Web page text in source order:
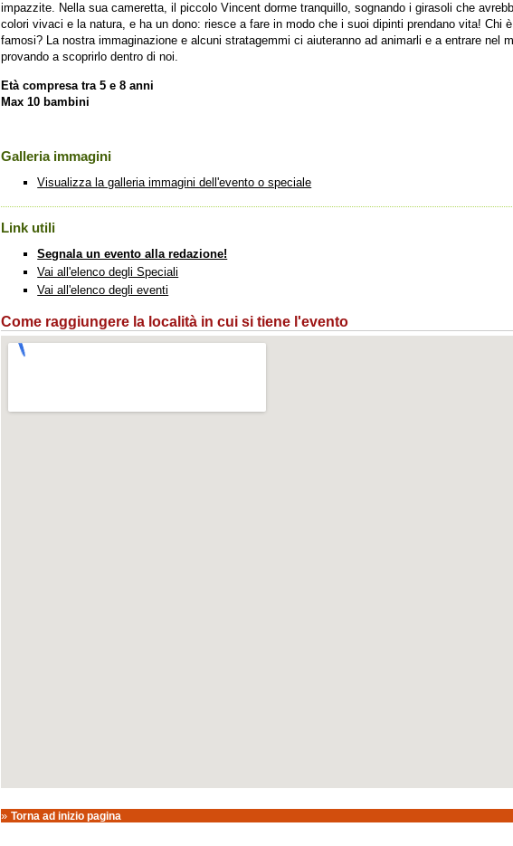
impazzite. Nella sua cameretta, il piccolo Vincent dorme tranquillo, sognando i girasoli che
colori vivaci e la natura, e ha un dono: riesce a fare in modo che i suoi dipinti prendano vita! Chi
famosi? La nostra immaginazione e alcuni stratagemmi ci aiuteranno ad animarli e a entrare nel
provando a scoprirlo dentro di noi.
Età compresa tra 5 e 8 anni
Max 10 bambini
Galleria immagini
Visualizza la galleria immagini dell'evento o speciale
Link utili
Segnala un evento alla redazione!
Vai all'elenco degli Speciali
Vai all'elenco degli eventi
Come raggiungere la località in cui si tiene l'evento
»Torna ad inizio pagina